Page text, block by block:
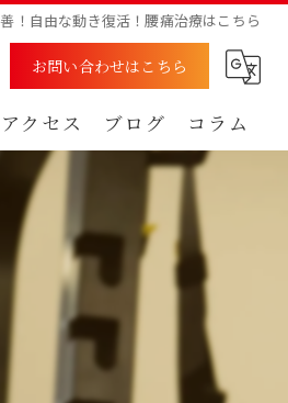
！自由な動き復活！腰痛治療はこちら
お問い合わせはこちら
アクセス
漫画特集
ブログ コラム